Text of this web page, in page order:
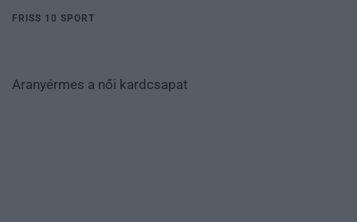
FRISS 10 SPORT
Aranyérmes a női kardcsapat